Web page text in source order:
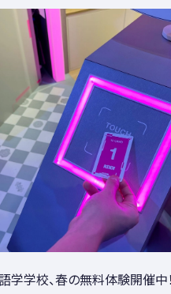
学学校、春の無料体験開催中